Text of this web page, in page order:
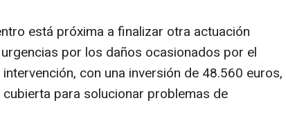
está próxima a finalizar otra actuación
por los daños ocasionados por el
con una inversión de 48.560 euros,
para solucionar problemas de